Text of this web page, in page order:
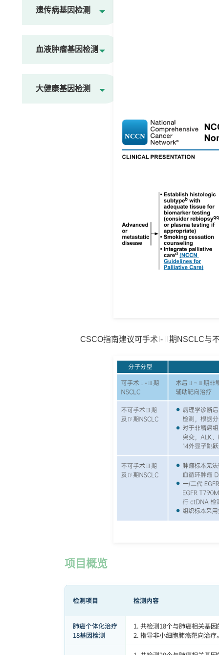
遗传病基因检测
血液肿瘤基因检测
大健康基因检测
CSCO指南建议可手术Ⅰ-Ⅲ期NSCLC与
项目概览
检测项目 检测内容
肺癌个体化治疗
18基因检测
1. 共检测18个与肺癌相关基
2. 指导非小细胞肺癌靶向治疗